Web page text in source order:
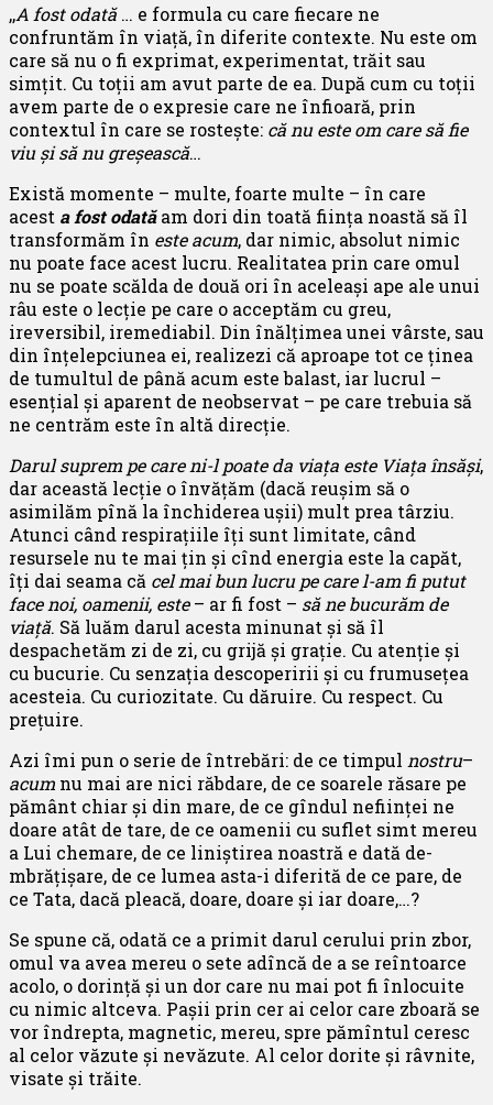
,,A fost odată… e formula cu care fiecare ne
confruntăm în viață, în diferite contexte. Nu este om
care să nu o fi exprimat, experimentat, trăit sau
simțit. Cu toții am avut parte de ea. După cum cu toții
avem parte de o expresie care ne înfioară, prin
contextul în care se rostește: că nu este om care să fie
viu și să nu greșească…
Există momente – multe, foarte multe – în care
acest a fost odată am dori din toată ființa noastă să îl
transformăm în este acum, dar nimic, absolut nimic
nu poate face acest lucru. Realitatea prin care omul
nu se poate scălda de două ori în aceleași ape ale unui
râu este o lecție pe care o acceptăm cu greu,
ireversibil, iremediabil. Din înălțimea unei vârste, sau
din înțelepciunea ei, realizezi că aproape tot ce ținea
de tumultul de până acum este balast, iar lucrul –
esențial și aparent de neobservat – pe care trebuia să
ne centrăm este în altă direcție.
Darul suprem pe care ni-l poate da viața este Viața însăși,
dar această lecție o învățăm (dacă reușim să o
asimilăm pînă la închiderea ușii) mult prea târziu.
Atunci când respirațiile îți sunt limitate, când
resursele nu te mai țin și cînd energia este la capăt,
îți dai seama că cel mai bun lucru pe care l-am fi putut
face noi, oamenii, este– ar fi fost – să ne bucurăm de
viață. Să luăm darul acesta minunat și să îl
despachetăm zi de zi, cu grijă și grație. Cu atenție și
cu bucurie. Cu senzația descoperirii și cu frumusețea
acesteia. Cu curiozitate. Cu dăruire. Cu respect. Cu
prețuire.
Azi îmi pun o serie de întrebări: de ce timpul nostru–
acum nu mai are nici răbdare, de ce soarele răsare pe
pământ chiar și din mare, de ce gîndul neființei ne
doare atât de tare, de ce oamenii cu suflet simt mereu
a Lui chemare, de ce liniștirea noastră e dată de-
mbrățișare, de ce lumea asta-i diferită de ce pare, de
ce Tata, dacă pleacă, doare, doare și iar doare,…?
Se spune că, odată ce a primit darul cerului prin zbor,
omul va avea mereu o sete adîncă de a se reîntoarce
acolo, o dorință și un dor care nu mai pot fi înlocuite
cu nimic altceva. Pașii prin cer ai celor care zboară se
vor îndrepta, magnetic, mereu, spre pămîntul ceresc
al celor văzute și nevăzute. Al celor dorite și râvnite,
visate și trăite.